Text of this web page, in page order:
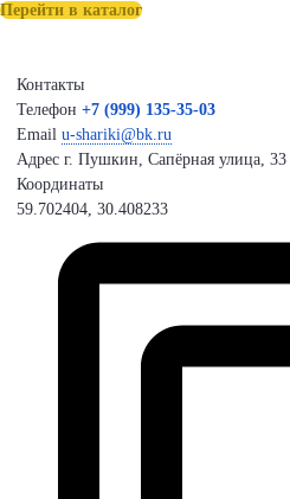
Перейти в каталог
Контакты
Телефон +7 (999) 135-35-03
Email u-shariki@bk.ru
Адрес г. Пушкин, Сапёрная улица, 33
Координаты
59.702404, 30.408233